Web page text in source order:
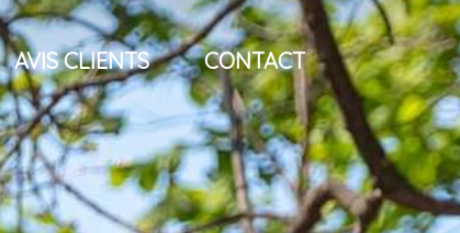
AVIS CLIENTS CONTACT